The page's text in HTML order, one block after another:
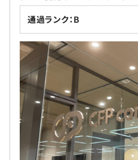
通過ランク：B